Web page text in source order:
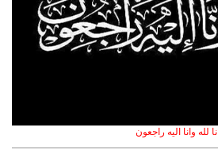
انا لله وانا اليه راجعون